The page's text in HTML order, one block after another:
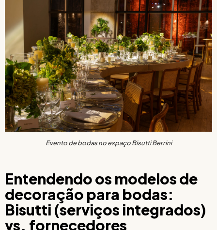
Evento de bodas no espaço Bisutti Berrini
Entendendo os modelos de
decoração para bodas:
Bisutti (serviços integrados)
vs. fornecedores